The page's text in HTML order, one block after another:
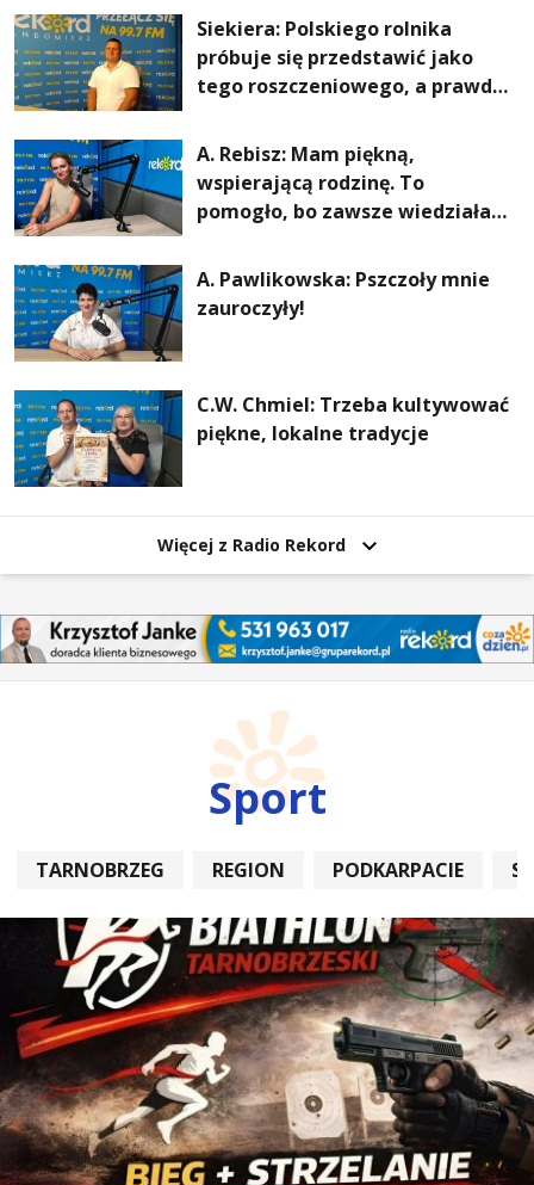
rachunki za energię, lepszy
komfort życia i... czystsze
powietrze
Siekiera: Polskiego rolnika
próbuje się przedstawić jako
tego roszczeniowego, a prawda
A. Rebisz: Mam piękną,
wspierającą rodzinę. To
pomogło, bo zawsze wiedziałam,
najważniejsza
A. Pawlikowska: Pszczoły mnie
zauroczyły!
C.W. Chmiel: Trzeba kultywować
piękne, lokalne tradycje
Więcej z Radio Rekord
Sport
TARNOBRZEG REGION PODKARPACIE